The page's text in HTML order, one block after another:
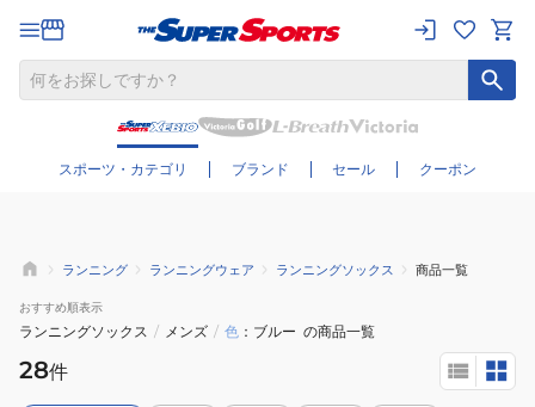
スポーツ・カテゴリ ブランド セール クーポン
さらに絞り込む
ランニング ランニングウェア ランニングソックス 商品一覧
おすすめ順表示
ランニングソックス / メンズ / 色 ブルー の商品一覧
28件